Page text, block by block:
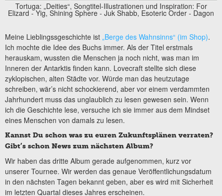
Tortuga: „Deities“, Songtitel-Illustrationen und Inspiration: For
Elizard - Yig, Shining Sphere - Juk Shabb, Esoteric Order - Dagon
Meine Lieblingssgeschichte ist „Berge des Wahnsinns“ (im Shop).
Ich mochte die Idee des Buchs immer. Als der Titel erstmals
herauskam, wussten die Menschen ja noch nicht, was man im
Inneren der Antarktis finden kann. Lovecraft stellte sich diese
zyklopischen, alten Städte vor. Würde man das heutzutage
schreiben, wär’s nicht schockierend, aber vor einem verdammten
Jahrhundert muss das unglaublich zu lesen gewesen sein. Wenn
ich die Geschichte lese, versuche ich sie immer aus dem Mindset
eines Menschen von damals zu lesen.
Kannst Du schon was zu euren Zukunftsplänen verraten?
Gibt’s schon News zum nächsten Album?
Wir haben das dritte Album gerade aufgenommen, kurz vor
unserer Tournee. Wir werden das genaue Veröffentlichungsdatum
in den nächsten Tagen bekannt geben, aber es wird mit Sicherheit
im letzten Quartal dieses Jahres erscheinen.